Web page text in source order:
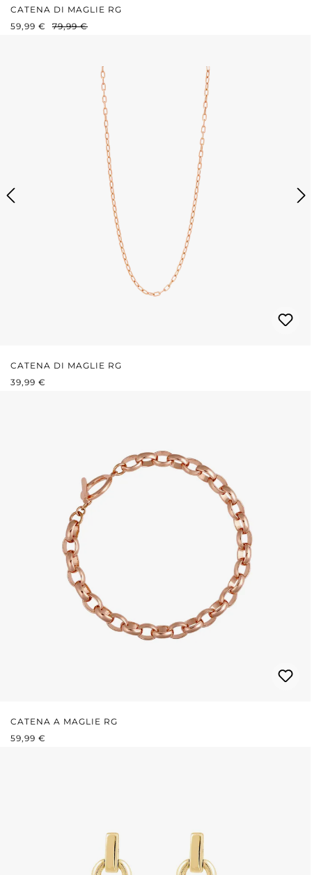
CATENA DI MAGLIE RG
PREZZO DI VENDITA:
59,99 € PREZZO NORMALE:
79,99 €
CATENA DI MAGLIE RG
PREZZO NORMALE:
39,99 €
CATENA A MAGLIE RG
PREZZO NORMALE:
59,99 €